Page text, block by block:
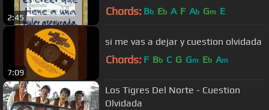
2:45 Chords: Bb Eb A F Ab Gm E
7:09
si me vas a dejar y cuestion olvidada
Chords: F Bb C G Gm Eb Am
Los Tigres Del Norte - Cuestion
Olvidada